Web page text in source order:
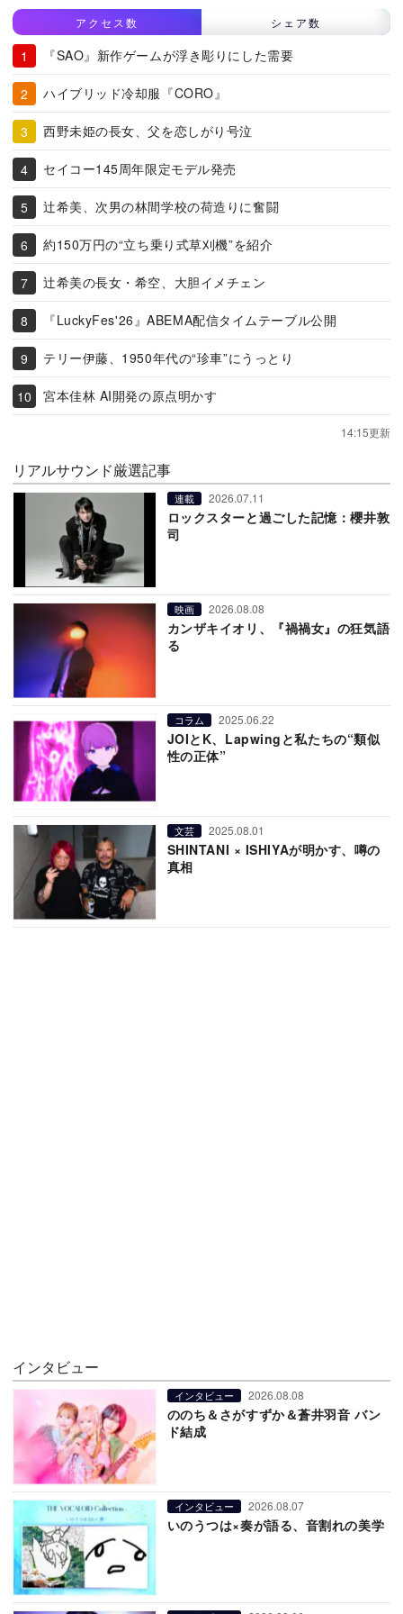
アクセス数 シェア数
『SAO』新作ゲームが浮き彫りにした需要
ハイブリッド冷却服『CORO』
西野未姫の長女、父を恋しがり号泣
セイコー145周年限定モデル発売
辻希美、次男の林間学校の荷造りに奮闘
約150万円の“立ち乗り式草刈機”を紹介
辻希美の長女・希空、大胆イメチェン
『LuckyFes'26』ABEMA配信タイムテーブル公開
テリー伊藤、1950年代の“珍車”にうっとり
宮本佳林 AI開発の原点明かす
14:15更新
リアルサウンド厳選記事
連載 2026.07.11
ロックスターと過ごした記憶：櫻井敦
司
映画 2026.08.08
カンザキイオリ、『禍禍女』の狂気語
る
コラム 2025.06.22
JOIとK、Lapwingと私たちの“類似
性の正体”
文芸 2025.08.01
SHINTANI × ISHIYAが明かす、噂の
真相
インタビュー
インタビュー 2026.08.08
ののち＆さがすずか＆蒼井羽音 バン
ド結成
インタビュー 2026.08.07
いのうつは×奏が語る、音割れの美学